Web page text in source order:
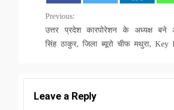
Continue
Reading
Previous:
उत्तर प्रदेश कारपोरेशन के अध्यक्ष बने
सिंह ठाकुर, जिला ब्यूरो चीफ मथुरा, Key
Leave a Reply